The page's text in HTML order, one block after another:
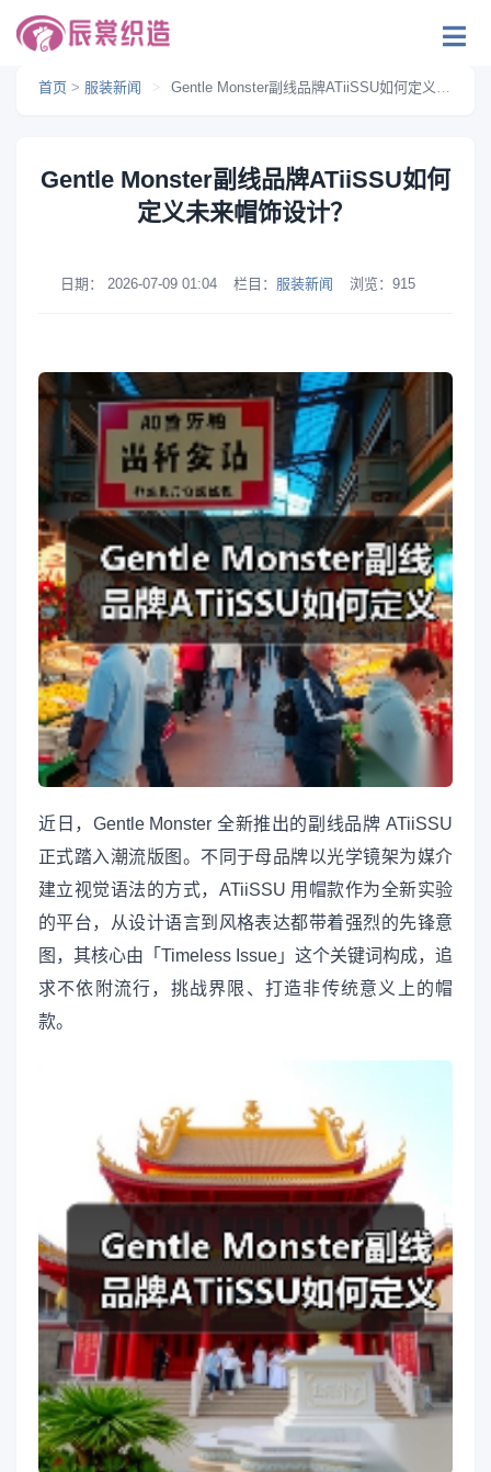
首页 > 服装新闻 > Gentle Monster副线品牌ATiiSSU如何定义未来帽饰设计？
Gentle Monster副线品牌ATiiSSU如何
定义未来帽饰设计？
日期： 2026-07-09 01:04 栏目： 服装新闻 浏览： 915
近日，Gentle Monster 全新推出的副线品牌 ATiiSSU
正式踏入潮流版图。不同于母品牌以光学镜架为媒介
建立视觉语法的方式，ATiiSSU 用帽款作为全新实验
的平台，从设计语言到风格表达都带着强烈的先锋意
图，其核心由「Timeless Issue」这个关键词构成，追
求不依附流行，挑战界限、打造非传统意义上的帽
款。